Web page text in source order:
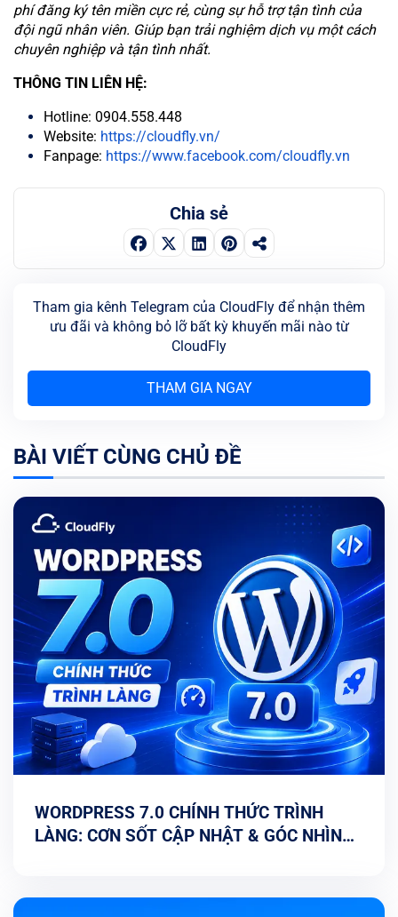
phí đăng ký tên miền cực rẻ, cùng sự hỗ trợ tận tình của
đội ngũ nhân viên. Giúp bạn trải nghiệm dịch vụ một cách
chuyên nghiệp và tận tình nhất.
THÔNG TIN LIÊN HỆ:
Hotline: 0904.558.448
Website: https://cloudfly.vn/
Fanpage: https://www.facebook.com/cloudfly.vn
Chia sẻ
Tham gia kênh Telegram của CloudFly để nhận thêm
ưu đãi và không bỏ lỡ bất kỳ khuyến mãi nào từ
CloudFly
THAM GIA NGAY
BÀI VIẾT CÙNG CHỦ ĐỀ
WORDPRESS 7.0 CHÍNH THỨC TRÌNH
LÀNG: CƠN SỐT CẬP NHẬT & GÓC NHÌN